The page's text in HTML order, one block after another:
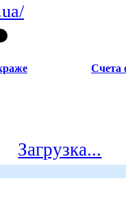
Счета
Загрузка...